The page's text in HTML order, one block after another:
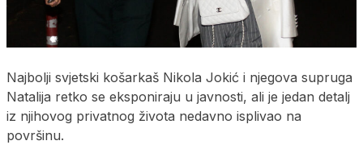
Najbolji svjetski košarkaš Nikola Jokić i njegova supruga
Natalija retko se eksponiraju u javnosti, ali je jedan detalj
iz njihovog privatnog života nedavno isplivao na
površinu.